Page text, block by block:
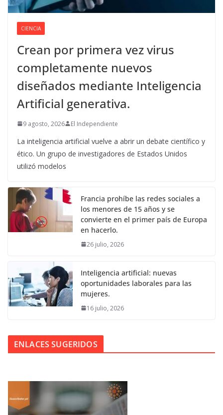
CIENCIA
Crean por primera vez virus
completamente nuevos
diseñados mediante Inteligencia
Artificial generativa.
9 agosto, 2026 El Independiente
La inteligencia artificial vuelve a abrir un debate científico y
ético. Un grupo de investigadores de Estados Unidos
utilizó modelos
Francia prohíbe las redes sociales a
los menores de 15 años y se
convierte en el primer país de Europa
en hacerlo.
26 julio, 2026
Inteligencia artificial: nuevas
oportunidades laborales para las
mujeres.
16 julio, 2026
ENLACES SUGERIDOS